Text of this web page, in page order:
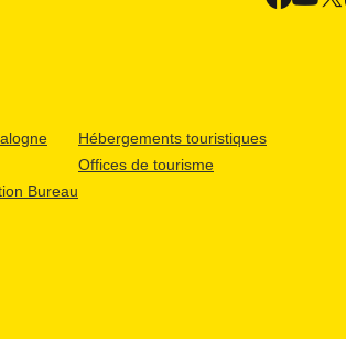
Bureau
Hébergements touristiques
Offices de tourisme